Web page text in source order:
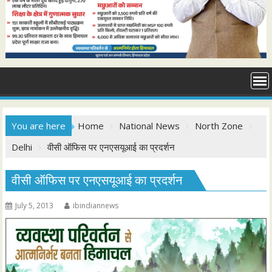
You are here Home National News
North Zone
Delhi
वीसी ऑफिस पर एनएसयूआई का प्रदर्शन
वीसी ऑफिस पर एनएसयूआई का प्रदर्शन
July 5, 2013 ibindiannews